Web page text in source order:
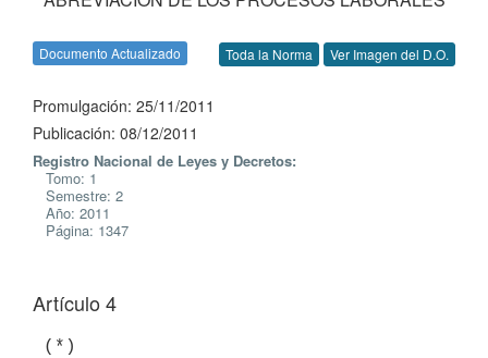
Documento Actualizado Toda la Norma Ver Imagen del D.O.
Promulgación: 25/11/2011
Publicación: 08/12/2011
Registro Nacional de Leyes y Decretos:
Tomo: 1
Semestre: 2
Año: 2011
Página: 1347
Artículo 4
(*)